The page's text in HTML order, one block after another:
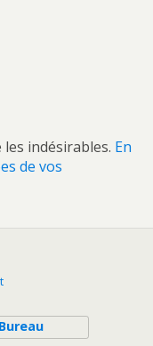
indésirables. En
de vos
Bureau